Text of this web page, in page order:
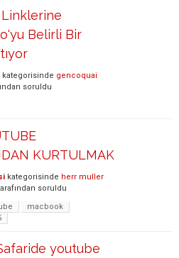
Belirli Bir
kategorisinde gencoquai
soruldu
KURTULMAK
kategorisinde herr muller
soruldu
macbook
youtube